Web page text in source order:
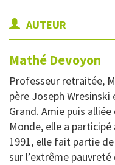
AUTEUR
Mathé Devoyon
Professeur retraitée,
père Joseph Wresinski
Grand. Amie puis
Monde, elle a
1991, elle fait partie
sur l’extrême